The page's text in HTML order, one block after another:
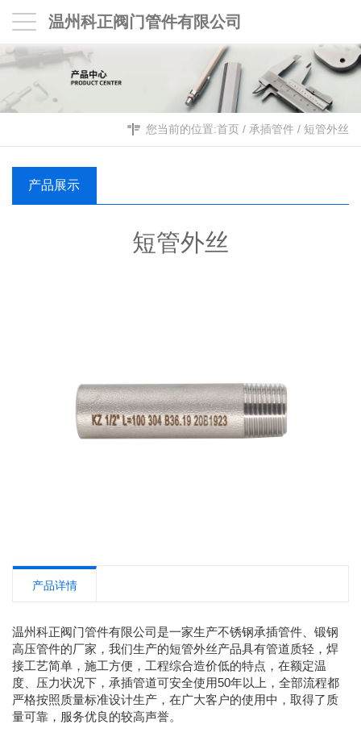
温州科正阀门管件有限公司
您当前的位置:首页 / 承插管件 / 短管外丝
产品展示
短管外丝
产品详情
温州科正阀门管件有限公司是一家生产不锈钢承插管件、锻钢
高压管件的厂家，我们生产的短管外丝产品具有管道质轻，焊
接工艺简单，施工方便，工程综合造价低的特点，在额定温
度、压力状况下，承插管道可安全使用50年以上，全部流程都
严格按照质量标准设计生产，在广大客户的使用中，取得了质
量可靠，服务优良的较高声誉。